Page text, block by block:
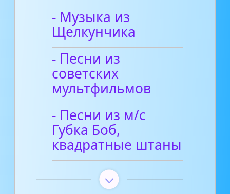
- Музыка из
Щелкунчика
- Песни из
советских
мультфильмов
- Песни из м/с
Губка Боб,
квадратные штаны